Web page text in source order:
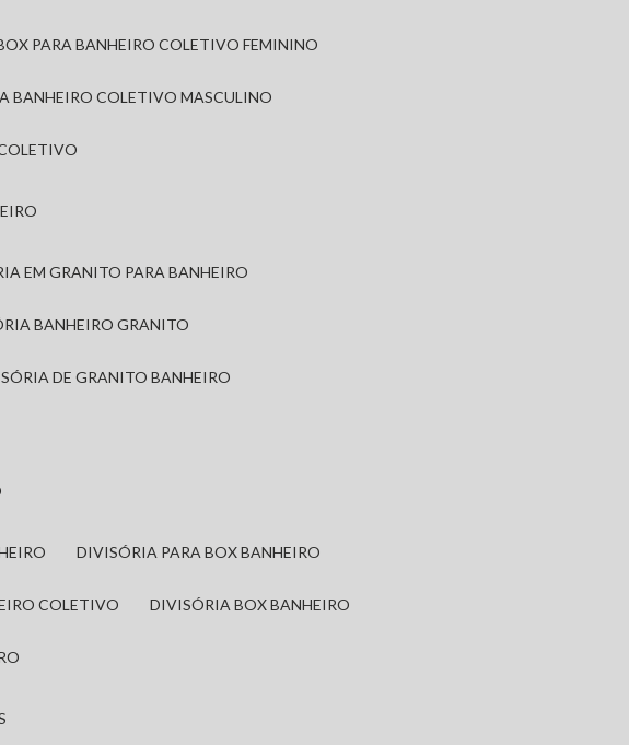
BOX PARA BANHEIRO COLETIVO FEMININO
BANHEIRO COLETIVO MASCULINO
EM GRANITO PARA BANHEIRO
BANHEIRO GRANITO
DE GRANITO BANHEIRO
DIVISÓRIA PARA BOX BANHEIRO
COLETIVO DIVISÓRIA BOX BANHEIRO